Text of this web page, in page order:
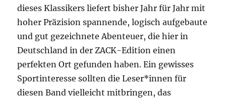
dieses Klassikers liefert bisher Jahr für Jahr mit
hoher Präzision spannende, logisch aufgebaute
und gut gezeichnete Abenteuer, die hier in
Deutschland in der ZACK-Edition einen
perfekten Ort gefunden haben. Ein gewisses
Sportinteresse sollten die Leser*innen für
diesen Band vielleicht mitbringen, das